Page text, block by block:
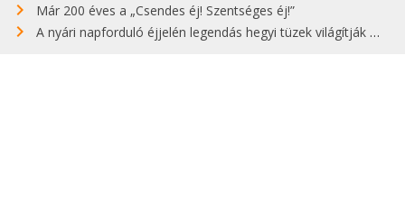
Már 200 éves a „Csendes éj! Szentséges éj!”
A nyári napforduló éjjelén legendás hegyi tüzek világítják meg Zugspitzét